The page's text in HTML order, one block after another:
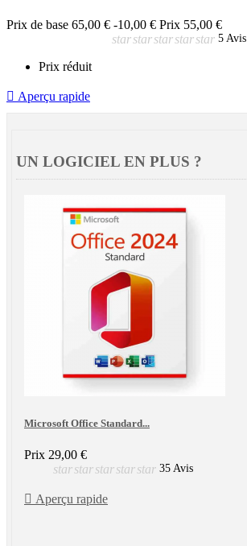
Prix de base 65,00 € -10,00 € Prix 55,00 €
starstarstarstarstar 5 Avis
Prix réduit
 Aperçu rapide
UN LOGICIEL EN PLUS ?
Microsoft Office Standard...
Prix 29,00 €
starstarstarstarstar 35 Avis
 Aperçu rapide